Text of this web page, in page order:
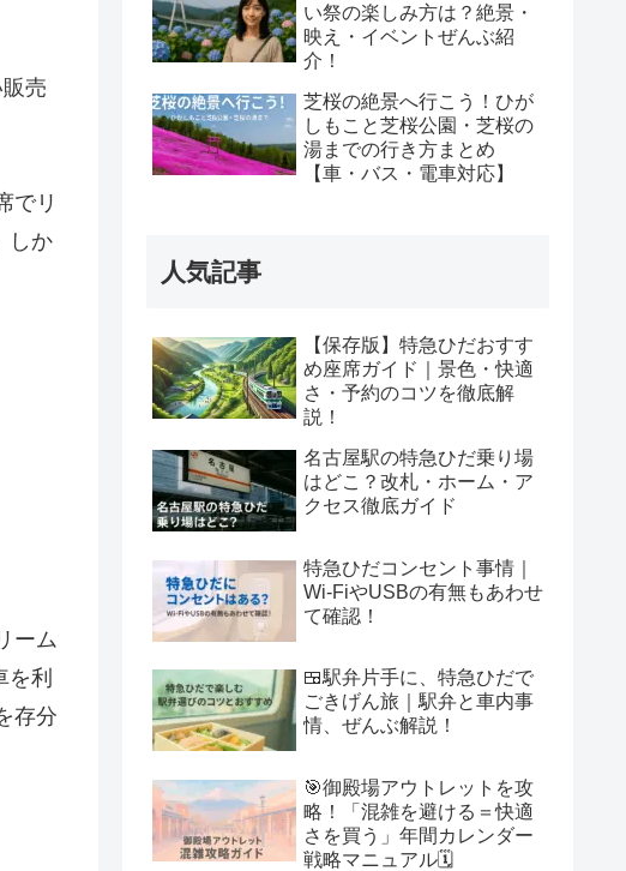
売
でリ
しか
ーム
利
存分
い祭の楽しみ方は？絶景・
映え・イベントぜんぶ紹
介！
芝桜の絶景へ行こう！ひが
しもこと芝桜公園・芝桜の
湯までの行き方まとめ
【車・バス・電車対応】
人気記事
【保存版】特急ひだおすす
め座席ガイド｜景色・快適
さ・予約のコツを徹底解
説！
名古屋駅の特急ひだ乗り場
はどこ？改札・ホーム・ア
クセス徹底ガイド
特急ひだコンセント事情｜
Wi-FiやUSBの有無もあわせ
て確認！
🍱駅弁片手に、特急ひだで
ごきげん旅｜駅弁と車内事
情、ぜんぶ解説！
🎯御殿場アウトレットを攻
略！「混雑を避ける＝快適
さを買う」年間カレンダー
戦略マニュアル🗓